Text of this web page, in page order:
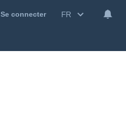
Se connecter FR